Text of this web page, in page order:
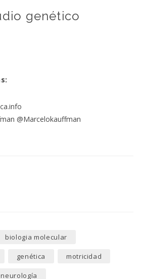
genético
@Marcelokauffman
biologia molecular
genética motricidad
neurología